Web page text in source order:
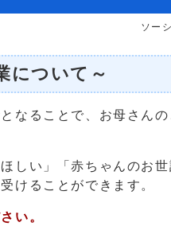
ソー
について～
なることで、お母さん
しい」「赤ちゃんのお
けることができます。
い。